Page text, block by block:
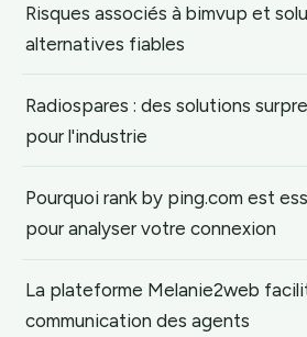
Risques associés à bimvup et
alternatives fiables
Radiospares : des solutions
pour l'industrie
Pourquoi rank by ping.com est
pour analyser votre connexion
La plateforme Melanie2web
communication des agents